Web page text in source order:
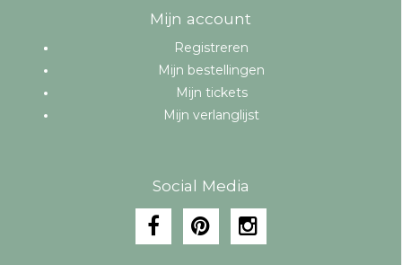
Mijn account
Registreren
Mijn bestellingen
Mijn tickets
Mijn verlanglijst
Social Media